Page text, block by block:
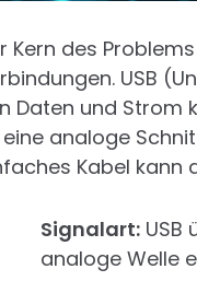
Kern des
USB
Daten und Strom
analoge
Kabel kann
Signalart:USB
analoge Welle